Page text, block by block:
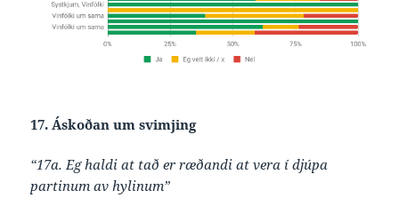
17. Áskoðan um svimjing
“17a. Eg haldi at tað er ræðandi at vera í djúpa
partinum av hylinum”